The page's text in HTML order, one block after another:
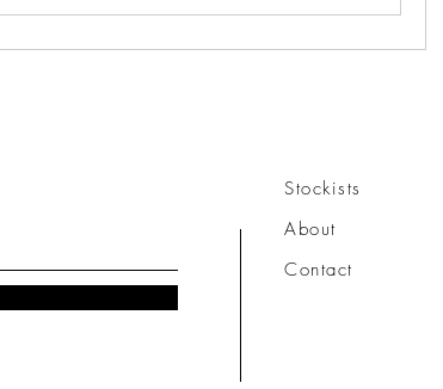
Stockists
About
Contact